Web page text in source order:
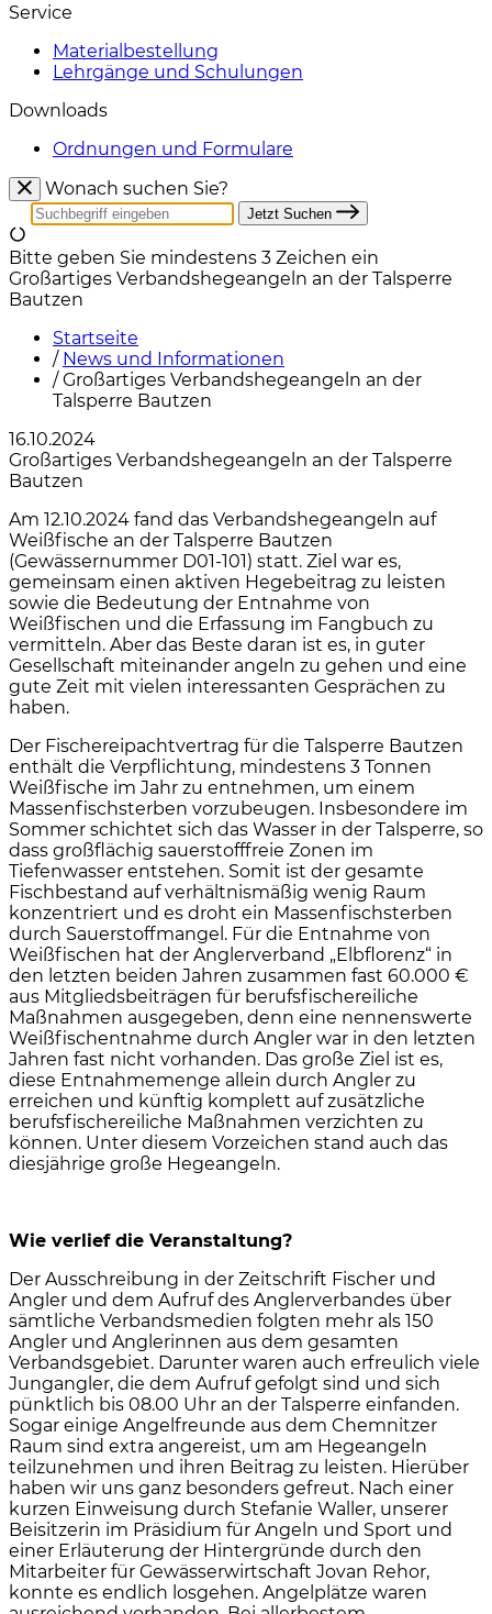
Service
Materialbestellung
Lehrgänge und Schulungen
Downloads
Ordnungen und Formulare
Wonach suchen Sie?
Jetzt Suchen
Bitte geben Sie mindestens 3 Zeichen ein
Großartiges Verbandshegeangeln an der Talsperre
Bautzen
Startseite
/ News und Informationen
/ Großartiges Verbandshegeangeln an der
Talsperre Bautzen
16.10.2024
Großartiges Verbandshegeangeln an der Talsperre
Bautzen
Am 12.10.2024 fand das Verbandshegeangeln auf
Weißfische an der Talsperre Bautzen
(Gewässernummer D01-101) statt. Ziel war es,
gemeinsam einen aktiven Hegebeitrag zu leisten
sowie die Bedeutung der Entnahme von
Weißfischen und die Erfassung im Fangbuch zu
vermitteln. Aber das Beste daran ist es, in guter
Gesellschaft miteinander angeln zu gehen und eine
gute Zeit mit vielen interessanten Gesprächen zu
haben.
Der Fischereipachtvertrag für die Talsperre Bautzen
enthält die Verpflichtung, mindestens 3 Tonnen
Weißfische im Jahr zu entnehmen, um einem
Massenfischsterben vorzubeugen. Insbesondere im
Sommer schichtet sich das Wasser in der Talsperre, so
dass großflächig sauerstofffreie Zonen im
Tiefenwasser entstehen. Somit ist der gesamte
Fischbestand auf verhältnismäßig wenig Raum
konzentriert und es droht ein Massenfischsterben
durch Sauerstoffmangel. Für die Entnahme von
Weißfischen hat der Anglerverband „Elbflorenz“ in
den letzten beiden Jahren zusammen fast 60.000 €
aus Mitgliedsbeiträgen für berufsfischereiliche
Maßnahmen ausgegeben, denn eine nennenswerte
Weißfischentnahme durch Angler war in den letzten
Jahren fast nicht vorhanden. Das große Ziel ist es,
diese Entnahmemenge allein durch Angler zu
erreichen und künftig komplett auf zusätzliche
berufsfischereiliche Maßnahmen verzichten zu
können. Unter diesem Vorzeichen stand auch das
diesjährige große Hegeangeln.
Wie verlief die Veranstaltung?
Der Ausschreibung in der Zeitschrift Fischer und
Angler und dem Aufruf des Anglerverbandes über
sämtliche Verbandsmedien folgten mehr als 150
Angler und Anglerinnen aus dem gesamten
Verbandsgebiet. Darunter waren auch erfreulich viele
Jungangler, die dem Aufruf gefolgt sind und sich
pünktlich bis 08.00 Uhr an der Talsperre einfanden.
Sogar einige Angelfreunde aus dem Chemnitzer
Raum sind extra angereist, um am Hegeangeln
teilzunehmen und ihren Beitrag zu leisten. Hierüber
haben wir uns ganz besonders gefreut. Nach einer
kurzen Einweisung durch Stefanie Waller, unserer
Beisitzerin im Präsidium für Angeln und Sport und
einer Erläuterung der Hintergründe durch den
Mitarbeiter für Gewässerwirtschaft Jovan Rehor,
konnte es endlich losgehen. Angelplätze waren